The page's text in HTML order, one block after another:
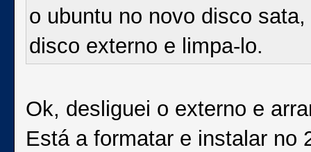
o ubuntu no novo disco
disco externo e limpa-lo.
Ok, desliguei o externo e
Está a formatar e instalar no